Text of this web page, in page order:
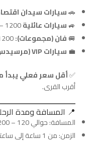
🚗سيارات سيدان
🚙سيارات عائلية SUV:850 –
🚐فان (مجموعات):
💼سيارات VIP (مرسيدس / فخمة):
✅أقل سعر فعلي يبدأ من 600
أقرب القرى.
📍 المسافة ومدة
المسافة: حوالي 120 – 200 كم
الزمن: من 1 ساعة إلى ساعتين